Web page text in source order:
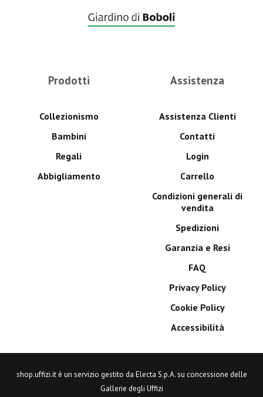
Prodotti
Collezionismo
Bambini
Regali
Abbigliamento
Assistenza
Assistenza Clienti
Contatti
Login
Carrello
Condizioni generali di
vendita
Spedizioni
Garanzia e Resi
FAQ
Privacy Policy
Cookie Policy
Accessibilità
shop.uffizi.it è un servizio gestito da Electa S.p.A. su concessione delle
Gallerie degli Uffizi